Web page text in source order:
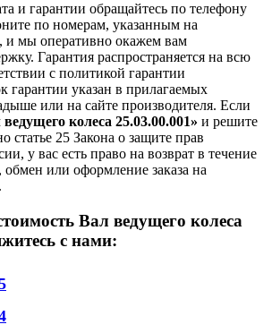
и гарантии обращайтесь по телефону
по номерам, указанным на
и мы оперативно окажем вам
Гарантия распространяется на всю
с политикой гарантии
гарантии указан в прилагаемых
или на сайте производителя. Если
колеса 25.03.00.001» и решите
статье 25 Закона о защите прав
у вас есть право на возврат в течение
или оформление заказа на
Вал ведущего колеса
с нами: